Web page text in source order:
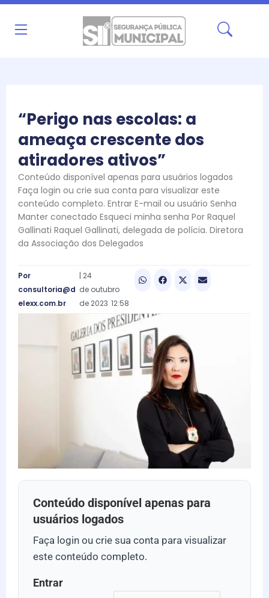
Ir
“Perigo nas escolas: a
ameaça crescente dos
atiradores ativos”
Conteúdo disponível apenas para usuários logados
Faça login ou crie sua conta para visualizar este
conteúdo completo. Entrar E-mail ou usuário Senha
Manter conectado Esqueci minha senha Por Raquel
Gallinati Raquel Gallinati, delegada de polícia. Diretora
da Associação dos Delegados
Por
consultoria@d
elexx.com.br
| 24
de outubro
de 2023 12:58
Conteúdo disponível apenas para
usuários logados
Faça login ou crie sua conta para visualizar
este conteúdo completo.
Entrar